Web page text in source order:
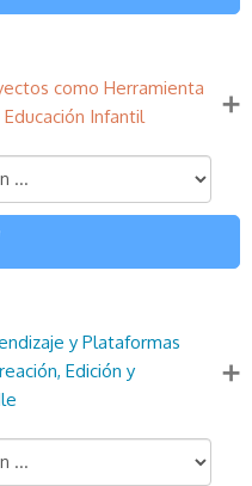
21días
como Herramienta
Infantil
INFANTIL
21días
y Plataformas
Edición y